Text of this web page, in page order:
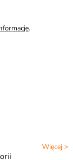
.
Więcej >